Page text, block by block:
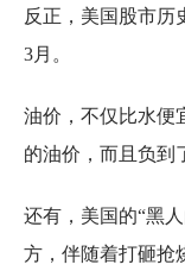
反正，美国股市历
3月。
油价，不仅比水便
的油价，而且负到
还有，美国的“黑
方，伴随着打砸抢